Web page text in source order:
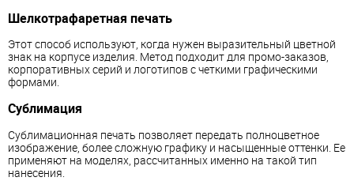
Шелкотрафаретная печать
Этот способ используют, когда нужен выразительный цветной
знак на корпусе изделия. Метод подходит для промо-заказов,
корпоративных серий и логотипов с четкими графическими
формами.
Сублимация
Сублимационная печать позволяет передать полноцветное
изображение, более сложную графику и насыщенные оттенки. Ее
применяют на моделях, рассчитанных именно на такой тип
нанесения.